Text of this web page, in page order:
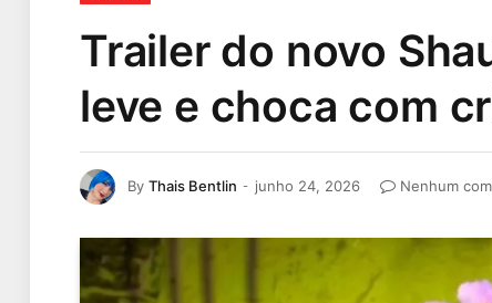
Trailer do novo
leve e choca com
By Thais Bentlin junho 24, 2026 Nenhum